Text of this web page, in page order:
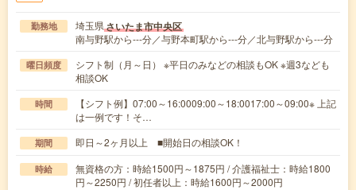
勤務地 埼玉県さいたま市中央区
南与野駅から---分／与野本町駅から---分／北与野駅から---分
曜日頻度
シフト制（月～日） ※平日のみなどの相談もOK ※週3なども
相談OK
時間
【シフト例】07:00～16:0009:00～18:0017:00～09:00※ 上記
は一例です！そ…
期間 即日～2ヶ月以上 ■開始日の相談OK！
時給
無資格の方：時給1500円～1875円 / 介護福祉士：時給1800
円～2250円 / 初任者以上：時給1600円～2000円